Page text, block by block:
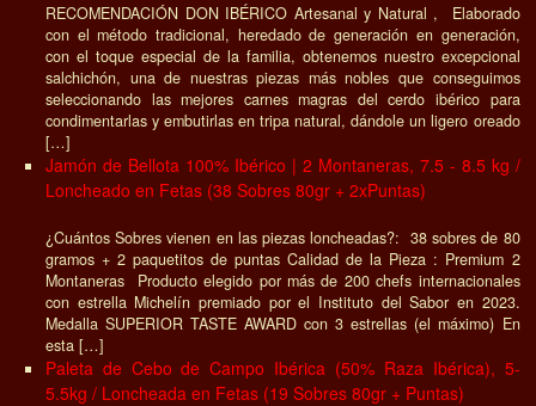
RECOMENDACIÓN DON IBÉRICO Artesanal y Natural , Elaborado
con el método tradicional, heredado de generación en generación,
con el toque especial de la familia, obtenemos nuestro excepcional
salchichón, una de nuestras piezas más nobles que conseguimos
seleccionando las mejores carnes magras del cerdo ibérico para
condimentarlas y embutirlas en tripa natural, dándole un ligero oreado
[…]
Jamón de Bellota 100% Ibérico | 2 Montaneras, 7.5 - 8.5 kg /
Loncheado en Fetas (38 Sobres 80gr + 2xPuntas)
¿Cuántos Sobres vienen en las piezas loncheadas?: 38 sobres de 80
gramos + 2 paquetitos de puntas Calidad de la Pieza : Premium 2
Montaneras Producto elegido por más de 200 chefs internacionales
con estrella Michelín premiado por el Instituto del Sabor en 2023.
Medalla SUPERIOR TASTE AWARD con 3 estrellas (el máximo) En
esta […]
Paleta de Cebo de Campo Ibérica (50% Raza Ibérica), 5-
5.5kg / Loncheada en Fetas (19 Sobres 80gr + Puntas)